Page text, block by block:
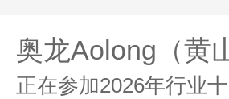
奥龙Aolong（黄
正在参加2026年行业